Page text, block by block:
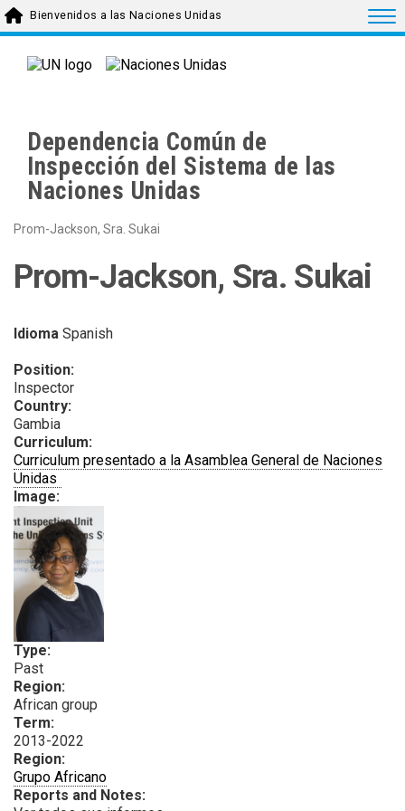
Skip to main content
Bienvenidos a las Naciones Unidas
Dependencia Común de
Inspección del Sistema de las
Naciones Unidas
Prom-Jackson, Sra. Sukai
Prom-Jackson, Sra. Sukai
Idioma Spanish
Position:
Inspector
Country:
Gambia
Curriculum:
Curriculum presentado a la Asamblea General de Naciones
Unidas
Image:
Type:
Past
Region:
African group
Term:
2013-2022
Region:
Grupo Africano
Reports and Notes: